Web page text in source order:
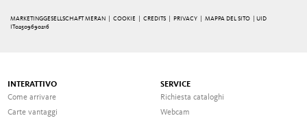
MARKETINGGESELLSCHAFT MERAN | COOKIE |CREDITS PRIVACY |MAPPA DEL SITO
| UID
IT02509690216
INTERATTIVO
Come arrivare
Carte vantaggi
SERVICE
Richiesta cataloghi
Webcam